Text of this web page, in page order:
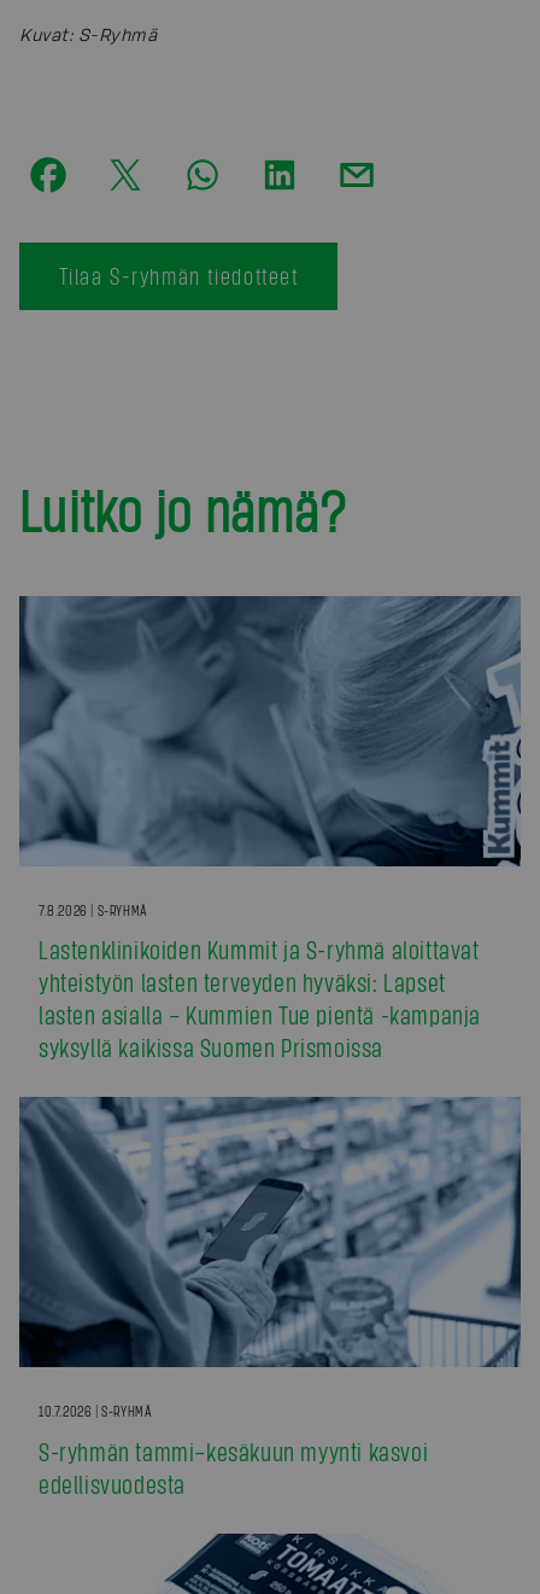
Kuvat: S-Ryhmä
Tilaa S-ryhmän tiedotteet
Luitko jo nämä?
7.8.2026 | S-RYHMÄ
Lastenklinikoiden Kummit ja S-ryhmä aloittavat
yhteistyön lasten terveyden hyväksi: Lapset
lasten asialla – Kummien Tue pientä -kampanja
syksyllä kaikissa Suomen Prismoissa
10.7.2026 | S-RYHMÄ
S-ryhmän tammi–kesäkuun myynti kasvoi
edellisvuodesta